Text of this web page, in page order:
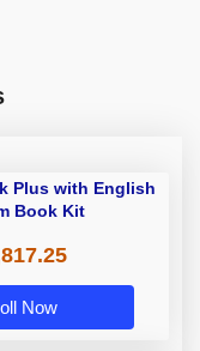
Plus with English
Book Kit
Now